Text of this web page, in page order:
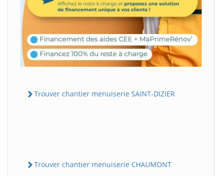
Trouver chantier menuiserie SAINT-DIZIER
Trouver chantier menuiserie CHAUMONT